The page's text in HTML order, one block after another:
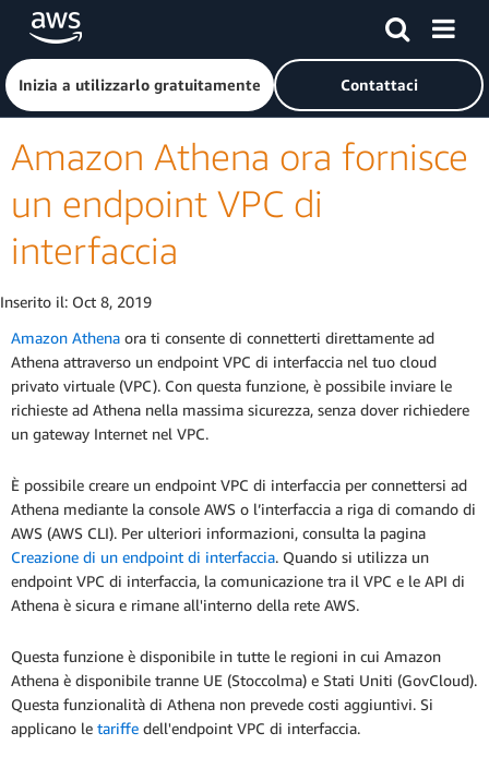
Passa al contenuto principale
Fai clic qui per tornare alla home page di Amazon Web
Inizia a utilizzarlo gratuitamente Contattaci
Amazon Athena ora fornisce
un endpoint VPC di
interfaccia
Inserito il: Oct 8, 2019
Amazon Athena ora ti consente di connetterti direttamente ad
Athena attraverso un endpoint VPC di interfaccia nel tuo cloud
privato virtuale (VPC). Con questa funzione, è possibile inviare le
richieste ad Athena nella massima sicurezza, senza dover richiedere
un gateway Internet nel VPC.
È possibile creare un endpoint VPC di interfaccia per connettersi ad
Athena mediante la console AWS o l’interfaccia a riga di comando di
AWS (AWS CLI). Per ulteriori informazioni, consulta la pagina
Creazione di un endpoint di interfaccia. Quando si utilizza un
endpoint VPC di interfaccia, la comunicazione tra il VPC e le API di
Athena è sicura e rimane all'interno della rete AWS.
Questa funzione è disponibile in tutte le regioni in cui Amazon
Athena è disponibile tranne UE (Stoccolma) e Stati Uniti (GovCloud).
Questa funzionalità di Athena non prevede costi aggiuntivi. Si
applicano le tariffe dell'endpoint VPC di interfaccia.